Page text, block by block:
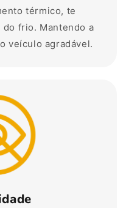
térmico, te
frio. Mantendo a
veículo agradável.